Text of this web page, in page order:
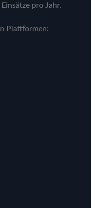
pro Jahr.
Plattformen: